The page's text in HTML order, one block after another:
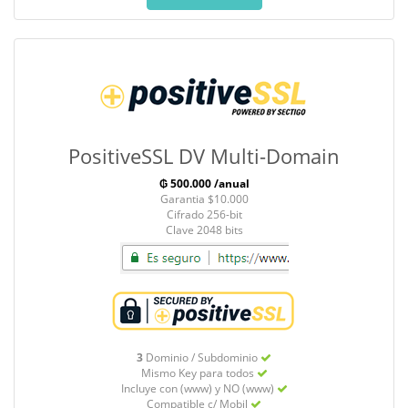
PositiveSSL DV Multi-Domain
₲ 500.000 /anual
Garantia $10.000
Cifrado 256-bit
Clave 2048 bits
3 Dominio / Subdominio
Mismo Key para todos
Incluye con (www) y NO (www)
Compatible c/ Mobil